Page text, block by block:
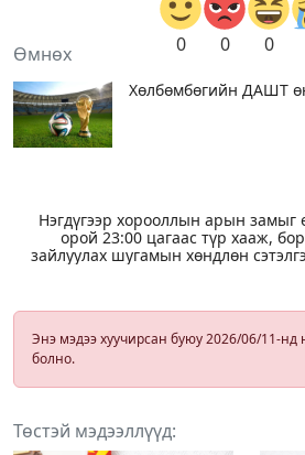
0 0 0
Өмнөх
Хөлбөмбөгийн ДАШТ
Нэгдүгээр хорооллын арын замыг
орой 23:00 цагаас түр хааж,
зайлуулах шугамын хөндлөн
Энэ мэдээ хуучирсан буюу 2026/06/11-нд
болно.
Төстэй мэдээллүүд: